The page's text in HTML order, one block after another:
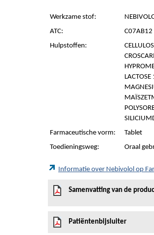
Werkzame stof:
ATC:
Hulpstoffen:
LACTOSE
Farmaceutische vorm:
Tablet
Toedieningsweg:
Oraal
Informatie over Nebivolol op
Samenvatting van de
Patiëntenbijsluiter